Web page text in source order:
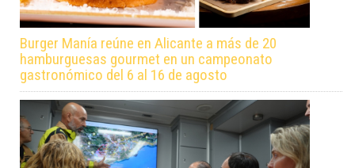
Burger Manía reúne en Alicante a más de 20
hamburguesas gourmet en un campeonato
gastronómico del 6 al 16 de agosto